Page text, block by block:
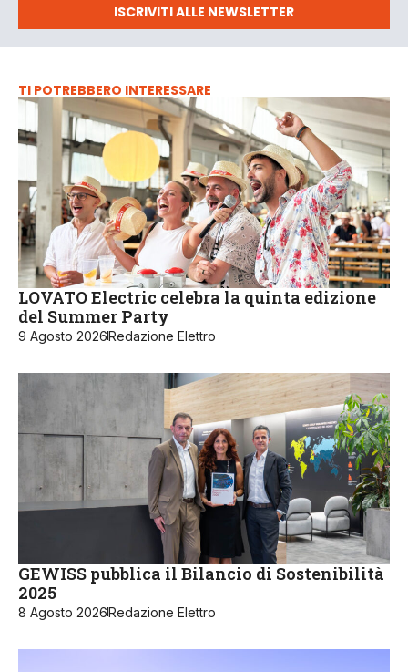
ISCRIVITI ALLE NEWSLETTER
TI POTREBBERO INTERESSARE
LOVATO Electric celebra la quinta edizione
del Summer Party
9 Agosto 2026Redazione Elettro
GEWISS pubblica il Bilancio di Sostenibilità
2025
8 Agosto 2026Redazione Elettro